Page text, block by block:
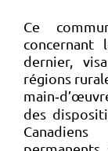
Ce
concernant
dernier,
régions
des